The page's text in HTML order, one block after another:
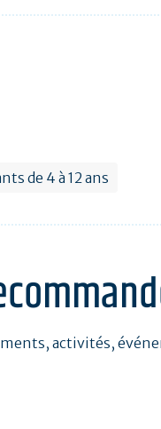
de 4 à 12 ans
activités,